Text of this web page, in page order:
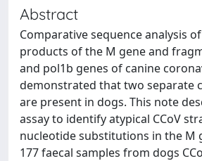
Abstract
Comparative sequence analysis of
products of the M gene and
and pol1b genes of canine
demonstrated that two separate
are present in dogs. This note
assay to identify atypical CCoV
nucleotide substitutions in the M
177 faecal samples from dogs